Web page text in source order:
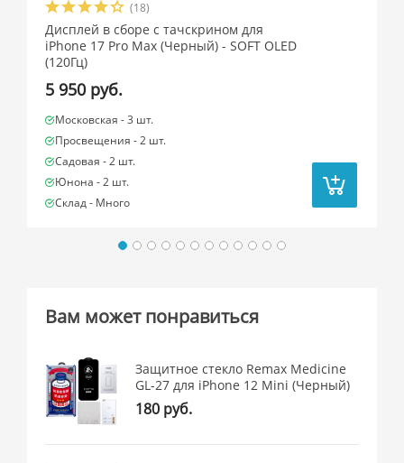
(18)
Дисплей в сборе с тачскрином для
iPhone 17 Pro Max (Черный) - SOFT OLED
(120Гц)
5 950 руб.
Московская -3 шт.
Просвещения -2 шт.
Садовая -2 шт.
Юнона -2 шт.
Склад - Много
Вам может понравиться
Защитное стекло Remax Medicine
GL-27 для iPhone 12 Mini (Черный)
180 руб.